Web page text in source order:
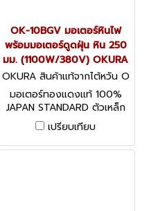
OK-10BGV มอเตอร์หินไฟ
พร้อมมอเตอร์ดูดฝุ่น หิน 250
มม. (1100W/380V) OKURA
OKURA สินค้าแท้จากไต้หวัน O
K-10BGV
มอเตอร์ทองแดงแท้ 100%
JAPAN STANDARD ตัวเหล็ก
หล่อ หลอดไฟ 220V ต่อสาย
เข้า LINE + NEUTRAL เพื่อใช้
งาน HEAVY DUTY BENCH
เปรียบเทียบ